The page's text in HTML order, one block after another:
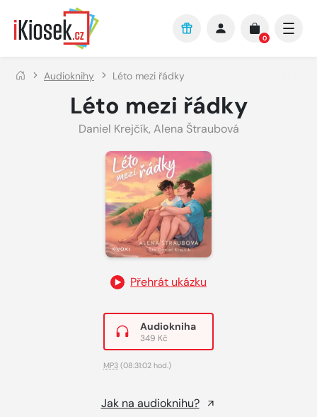
Přejít na hlavní obsah
0
Audioknihy Léto mezi řádky
Léto mezi řádky
Daniel Krejčík, Alena Štraubová
Přehrát ukázku
Audiokniha
349 Kč
MP3 (08:31:02 hod.)
Jak na audioknihu?